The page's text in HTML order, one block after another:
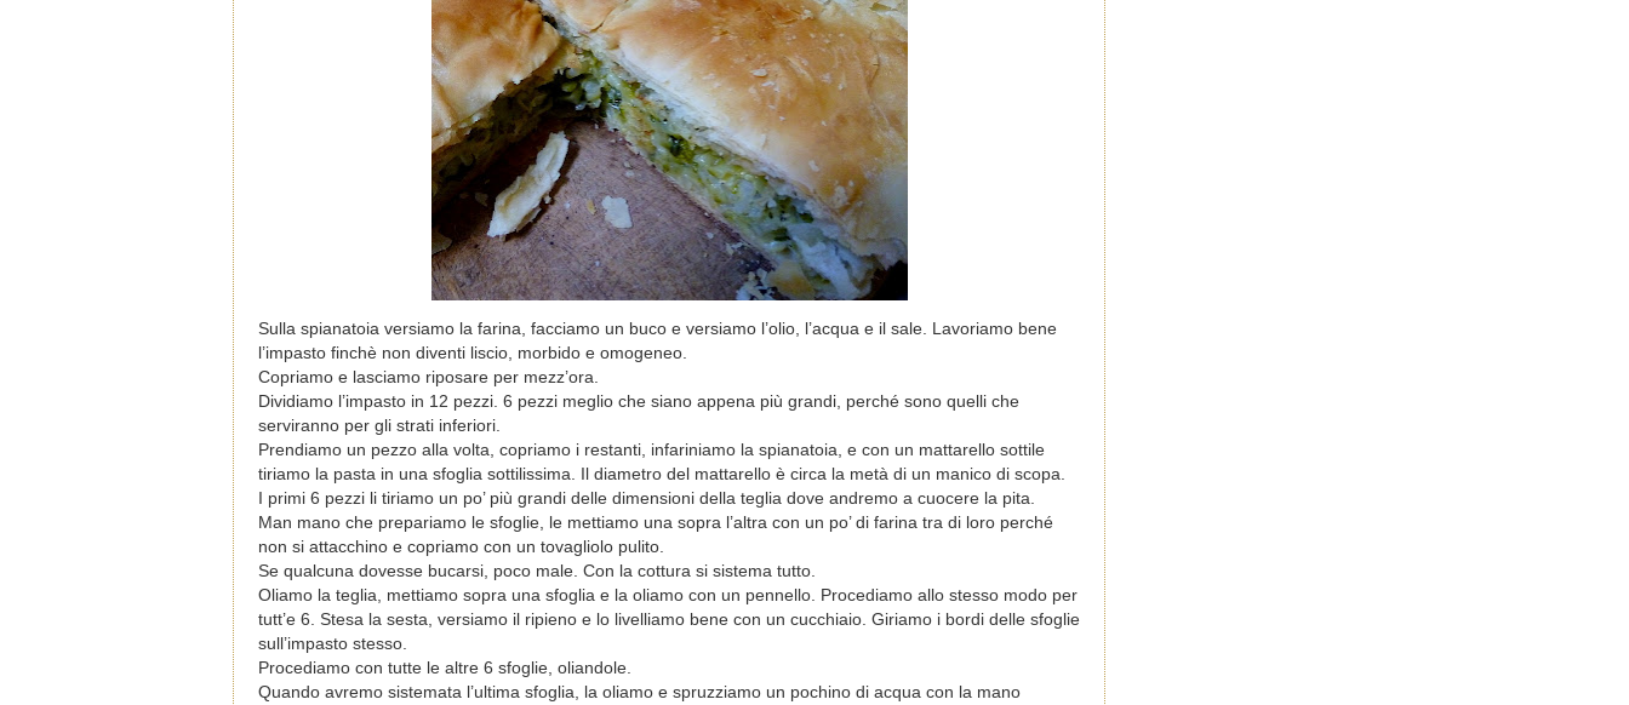
Sulla spianatoia versiamo la farina, facciamo un buco e versiamo l’olio, l’acqua e il sale. Lavoriamo bene
l’impasto finchè non diventi liscio, morbido e omogeneo.
Copriamo e lasciamo riposare per mezz’ora.
Dividiamo l’impasto in 12 pezzi. 6 pezzi meglio che siano appena più grandi, perché sono quelli che
serviranno per gli strati inferiori.
Prendiamo un pezzo alla volta, copriamo i restanti, infariniamo la spianatoia, e con un mattarello sottile
tiriamo la pasta in una sfoglia sottilissima. Il diametro del mattarello è circa la metà di un manico di scopa.
I primi 6 pezzi li tiriamo un po’ più grandi delle dimensioni della teglia dove andremo a cuocere la pita.
Man mano che prepariamo le sfoglie, le mettiamo una sopra l’altra con un po’ di farina tra di loro perché
non si attacchino e copriamo con un tovagliolo pulito.
Se qualcuna dovesse bucarsi, poco male. Con la cottura si sistema tutto.
Oliamo la teglia, mettiamo sopra una sfoglia e la oliamo con un pennello. Procediamo allo stesso modo per
tutt’e 6. Stesa la sesta, versiamo il ripieno e lo livelliamo bene con un cucchiaio. Giriamo i bordi delle sfoglie
sull’impasto stesso.
Procediamo con tutte le altre 6 sfoglie, oliandole.
Quando avremo sistemata l’ultima sfoglia, la oliamo e spruzziamo un pochino di acqua con la mano